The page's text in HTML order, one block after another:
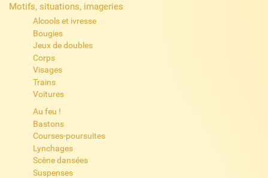
Motifs, situations, imageries
Alcools et ivresse
Bougies
Jeux de doubles
Corps
Visages
Trains
Voitures
Au feu !
Bastons
Courses-poursuites
Lynchages
Scène dansées
Suspenses